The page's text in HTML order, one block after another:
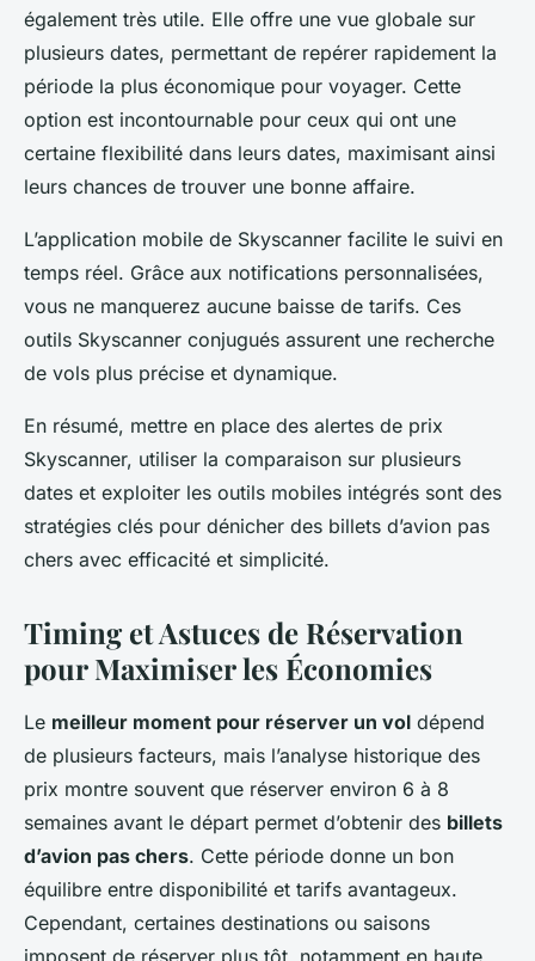
également très utile. Elle offre une vue globale sur
plusieurs dates, permettant de repérer rapidement la
période la plus économique pour voyager. Cette
option est incontournable pour ceux qui ont une
certaine flexibilité dans leurs dates, maximisant ainsi
leurs chances de trouver une bonne affaire.
L’application mobile de Skyscanner facilite le suivi en
temps réel. Grâce aux notifications personnalisées,
vous ne manquerez aucune baisse de tarifs. Ces
outils Skyscanner conjugués assurent une recherche
de vols plus précise et dynamique.
En résumé, mettre en place des alertes de prix
Skyscanner, utiliser la comparaison sur plusieurs
dates et exploiter les outils mobiles intégrés sont des
stratégies clés pour dénicher des billets d’avion pas
chers avec efficacité et simplicité.
Timing et Astuces de Réservation
pour Maximiser les Économies
Le meilleur moment pour réserver un vol dépend
de plusieurs facteurs, mais l’analyse historique des
prix montre souvent que réserver environ 6 à 8
semaines avant le départ permet d’obtenir des billets
d’avion pas chers. Cette période donne un bon
équilibre entre disponibilité et tarifs avantageux.
Cependant, certaines destinations ou saisons